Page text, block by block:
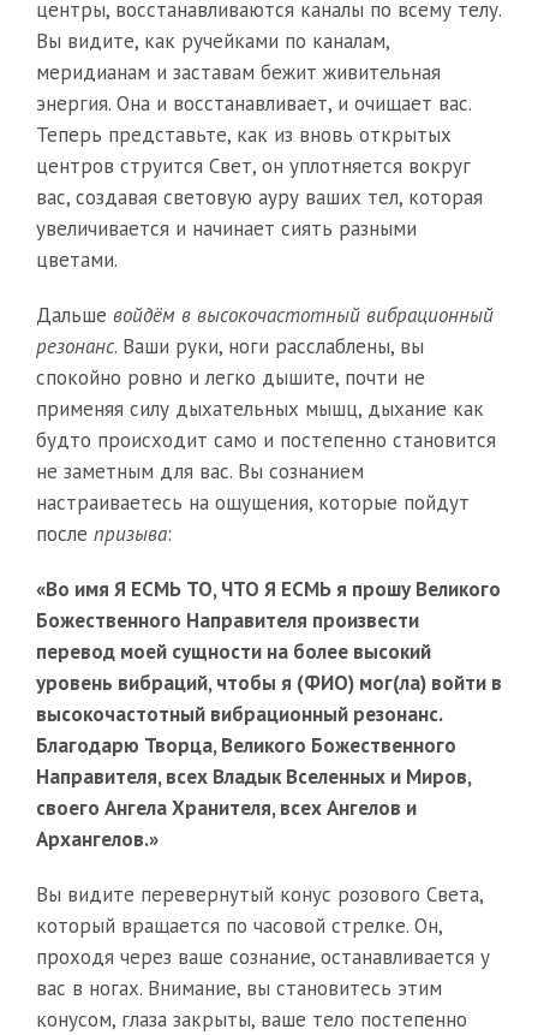
центры, восстанавливаются каналы по всему телу.
Вы видите, как ручейками по каналам,
меридианам и заставам бежит живительная
энергия. Она и восстанавливает, и очищает вас.
Теперь представьте, как из вновь открытых
центров струится Свет, он уплотняется вокруг
вас, создавая световую ауру ваших тел, которая
увеличивается и начинает сиять разными
цветами.
Дальше войдём в высокочастотный вибрационный
резонанс. Ваши руки, ноги расслаблены, вы
спокойно ровно и легко дышите, почти не
применяя силу дыхательных мышц, дыхание как
будто происходит само и постепенно становится
не заметным для вас. Вы сознанием
настраиваетесь на ощущения, которые пойдут
после призыва:
«Во имя Я ЕСМЬ ТО, ЧТО Я ЕСМЬ я прошу Великого
Божественного Направителя произвести
перевод моей сущности на более высокий
уровень вибраций, чтобы я (ФИО) мог(ла) войти в
высокочастотный вибрационный резонанс.
Благодарю Творца, Великого Божественного
Направителя, всех Владык Вселенных и Миров,
своего Ангела Хранителя, всех Ангелов и
Архангелов.»
Вы видите перевернутый конус розового Света,
который вращается по часовой стрелке. Он,
проходя через ваше сознание, останавливается у
вас в ногах. Внимание, вы становитесь этим
конусом, глаза закрыты, ваше тело постепенно